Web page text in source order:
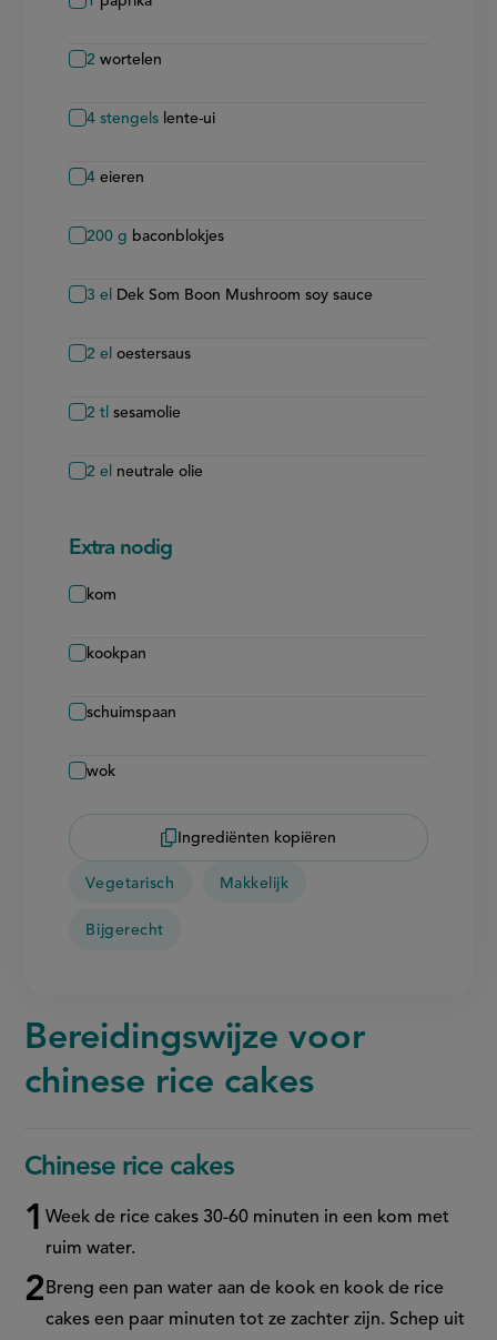
2 wortelen
4 stengels lente-ui
4 eieren
200 g baconblokjes
3 el Dek Som Boon Mushroom soy sauce
2 el oestersaus
2 tl sesamolie
2 el neutrale olie
Extra nodig
kom
kookpan
schuimspaan
wok
Ingrediënten kopiëren
Vegetarisch Makkelijk
Bijgerecht
Bereidingswijze voor
chinese rice cakes
Chinese rice cakes
Week de rice cakes 30-60 minuten in een kom met
ruim water.
Breng een pan water aan de kook en kook de rice
cakes een paar minuten tot ze zachter zijn. Schep uit